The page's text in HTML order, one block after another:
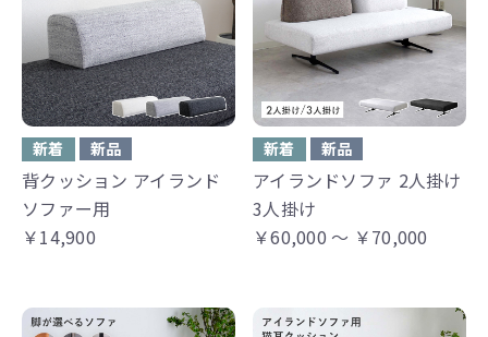
新着 新品
背クッション アイランド
ソファー用
￥14,900
新着 新品
アイランドソファ 2人掛け
3人掛け
￥60,000 ～ ￥70,000